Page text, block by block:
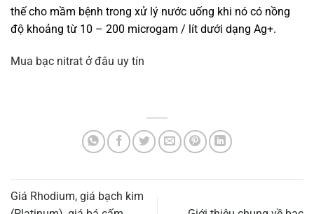
thế cho mầm bệnh trong xử lý nước uống khi nó có nồng
độ khoảng từ 10 – 200 microgam / lít dưới dạng Ag+.
Mua bạc nitrat ở đâu uy tín
Giá Rhodium, giá bạch kim